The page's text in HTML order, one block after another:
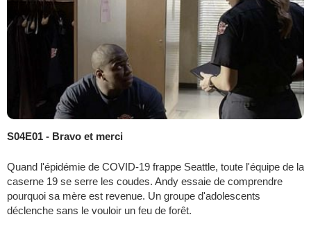
S04E01 - Bravo et merci
Quand l'épidémie de COVID-19 frappe Seattle, toute l'équipe de la
caserne 19 se serre les coudes. Andy essaie de comprendre
pourquoi sa mère est revenue. Un groupe d'adolescents
déclenche sans le vouloir un feu de forêt.